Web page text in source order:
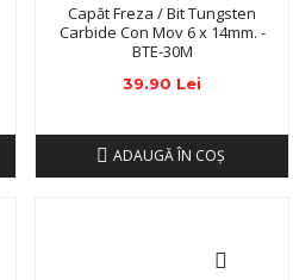
Capăt Freza / Bit Tungsten
Carbide Con Mov 6 x 14mm. -
BTE-30M
39.90 Lei
ADAUGĂ ÎN COŞ